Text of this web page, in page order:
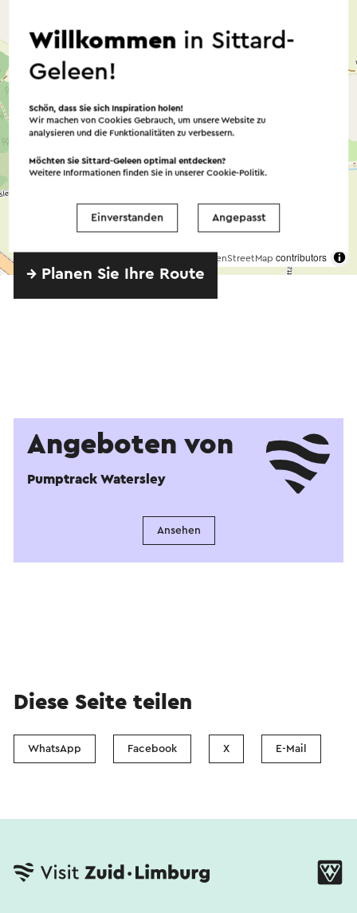
© OpenStreetMap contributors
→ Planen Sie Ihre Route
Angeboten von
Pumptrack Watersley
Ansehen
Diese Seite teilen
WhatsApp Facebook X E-Mail
Willkommen in Sittard-
Geleen!
Schön, dass Sie sich Inspiration holen!
Wir machen von Cookies Gebrauch, um unsere Website zu
analysieren und die Funktionalitäten zu verbessern.
Möchten Sie Sittard-Geleen optimal entdecken?
Weitere Informationen finden Sie in unsererCookie-Politik.
Einverstanden Angepasst